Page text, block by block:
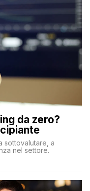
da zero?
sottovalutare, a
nel settore.